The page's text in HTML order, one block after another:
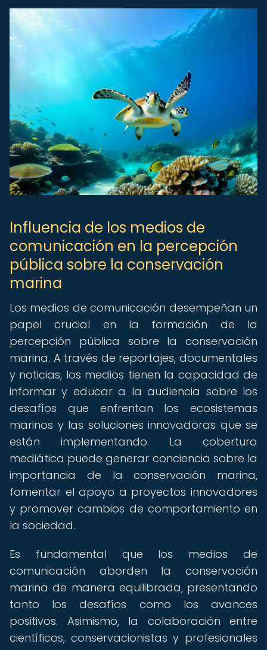
Influencia de los medios de
comunicación en la percepción
pública sobre la conservación
marina
Los medios de comunicación desempeñan un
papel crucial en la formación de la
percepción pública sobre la conservación
marina. A través de reportajes, documentales
y noticias, los medios tienen la capacidad de
informar y educar a la audiencia sobre los
desafíos que enfrentan los ecosistemas
marinos y las soluciones innovadoras que se
están implementando. La cobertura
mediática puede generar conciencia sobre la
importancia de la conservación marina,
fomentar el apoyo a proyectos innovadores
y promover cambios de comportamiento en
la sociedad.
Es fundamental que los medios de
comunicación aborden la conservación
marina de manera equilibrada, presentando
tanto los desafíos como los avances
positivos. Asimismo, la colaboración entre
científicos, conservacionistas y profesionales